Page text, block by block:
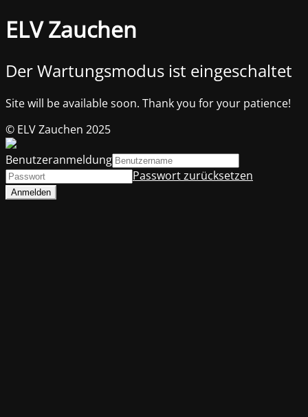
ELV Zauchen
Der Wartungsmodus ist eingeschaltet
Site will be available soon. Thank you for your patience!
© ELV Zauchen 2025
Benutzeranmeldung
Passwort zurücksetzen